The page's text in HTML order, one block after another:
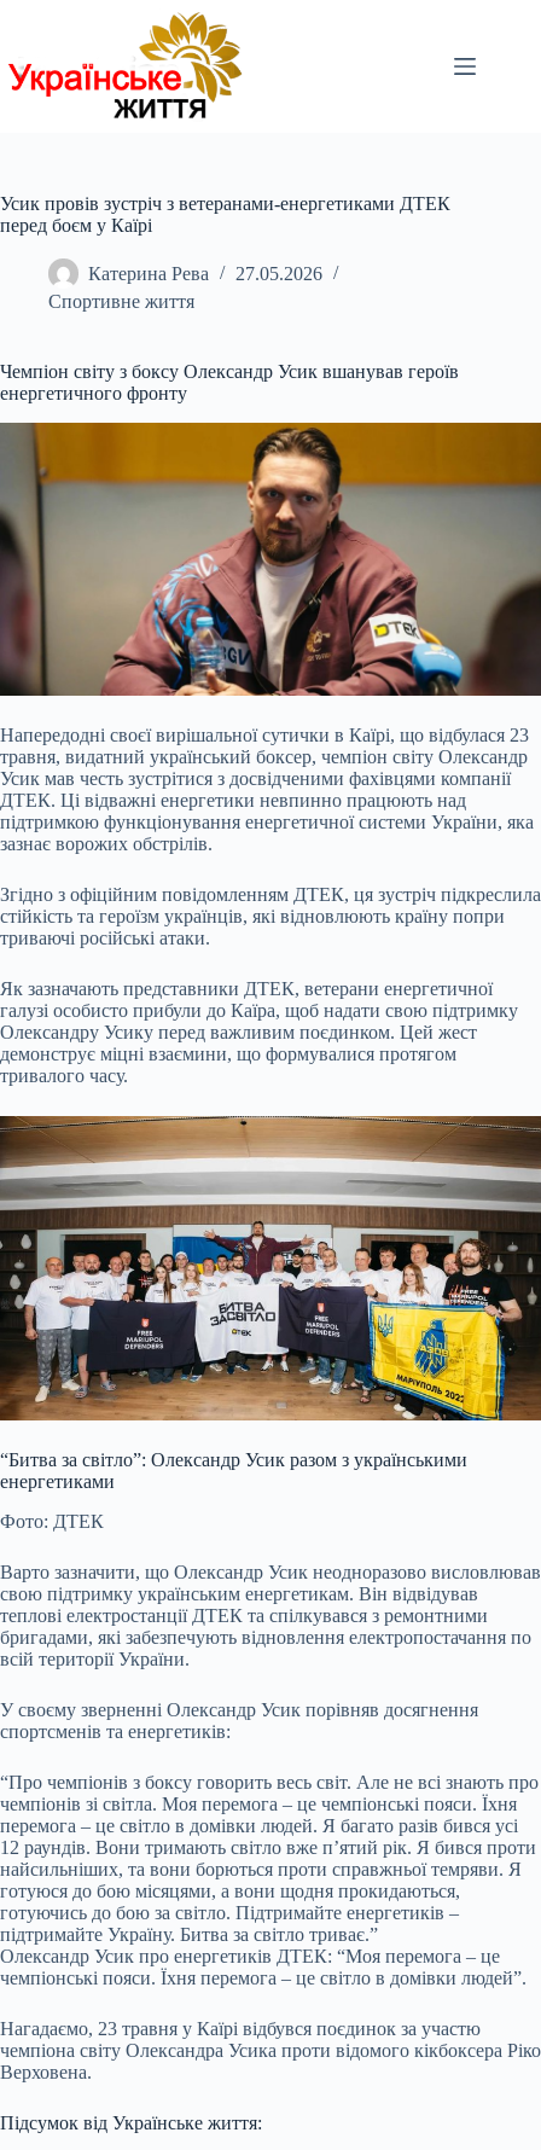
Усик провів зустріч з ветеранами-енергетиками ДТЕК
перед боєм у Каїрі
Катерина Рева
27.05.2026
Спортивне життя
Чемпіон світу з боксу Олександр Усик вшанував героїв
енергетичного фронту
Напередодні своєї вирішальної сутички в Каїрі, що відбулася 23
травня, видатний український боксер, чемпіон світу Олександр
Усик мав честь зустрітися з досвідченими фахівцями компанії
ДТЕК. Ці відважні енергетики невпинно працюють над
підтримкою функціонування енергетичної системи України, яка
зазнає ворожих обстрілів.
Згідно з офіційним повідомленням ДТЕК, ця зустріч підкреслила
стійкість та героїзм українців, які відновлюють країну попри
триваючі російські атаки.
Як зазначають представники ДТЕК, ветерани енергетичної
галузі особисто прибули до Каїра, щоб надати свою підтримку
Олександру Усику перед важливим поєдинком. Цей жест
демонструє міцні взаємини, що формувалися протягом
тривалого часу.
“Битва за світло”: Олександр Усик разом з українськими
енергетиками
Фото: ДТЕК
Варто зазначити, що Олександр Усик неодноразово висловлював
свою підтримку українським енергетикам. Він відвідував
теплові електростанції ДТЕК та спілкувався з ремонтними
бригадами, які забезпечують відновлення електропостачання по
всій території України.
У своєму зверненні Олександр Усик порівняв досягнення
спортсменів та енергетиків:
“Про чемпіонів з боксу говорить весь світ. Але не всі знають про
чемпіонів зі світла. Моя перемога – це чемпіонські пояси. Їхня
перемога – це світло в домівки людей. Я багато разів бився усі
12 раундів. Вони тримають світло вже п’ятий рік. Я бився проти
найсильніших, та вони борються проти справжньої темряви. Я
готуюся до бою місяцями, а вони щодня прокидаються,
готуючись до бою за світло. Підтримайте енергетиків –
підтримайте Україну. Битва за світло триває.”
Олександр Усик про енергетиків ДТЕК: “Моя перемога – це
чемпіонські пояси. Їхня перемога – це світло в домівки людей”.
Нагадаємо, 23 травня у Каїрі відбувся поєдинок за участю
чемпіона світу Олександра Усика проти відомого кікбоксера Ріко
Верховена.
Підсумок від Українське життя: